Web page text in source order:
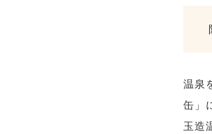
温泉
缶」
玉造